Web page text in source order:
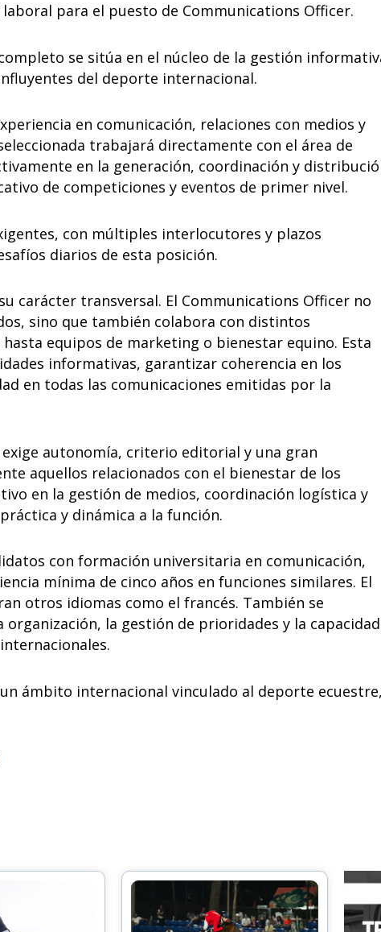
para el puesto de Communications Officer.
se sitúa en el núcleo de la gestión
del deporte internacional.
en comunicación, relaciones con medios y
trabajará directamente con el área de
en la generación, coordinación y
de competiciones y eventos de primer nivel.
con múltiples interlocutores y plazos
diarios de esta posición.
carácter transversal. El Communications Officer no
sino que también colabora con distintos
equipos de marketing o bienestar equino. Esta
informativas, garantizar coherencia en los
en todas las comunicaciones emitidas por la
autonomía, criterio editorial y una gran
aquellos relacionados con el bienestar de los
en la gestión de medios, coordinación logística y
y dinámica a la función.
con formación universitaria en comunicación,
mínima de cinco años en funciones similares. El
otros idiomas como el francés. También se
la gestión de prioridades y la capacidad
ámbito internacional vinculado al deporte